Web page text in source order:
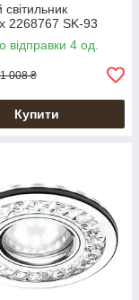
2268767 SK-93
відправки 4 од.
1 008 ₴
Купити